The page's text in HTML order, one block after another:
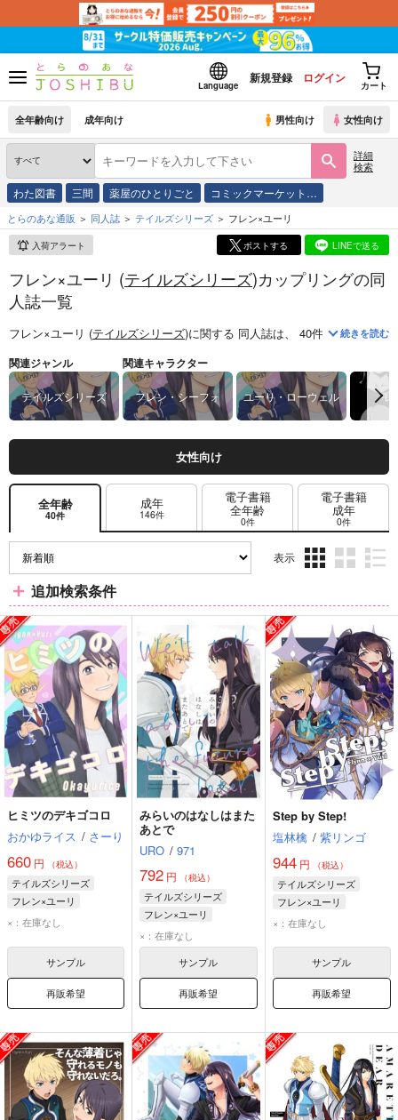
Language
新規登録 ログイン
カート
全年齢向け 成年向け 男性向け 女性向け
詳細
検索
わた図書 三間 薬屋のひとりごと コミックマーケット…
とらのあな通販 同人誌 テイルズシリーズ フレン×ユーリ
入荷アラート ポストする LINEで送る
フレン×ユーリ (テイルズシリーズ)カップリングの同
人誌一覧
フレン×ユーリ (テイルズシリーズ)に関する 同人誌は、 40件お取り扱い
続きを読む
関連ジャンル
テイルズシリーズ
関連キャラクター
フレン・シーフォ ユーリ・ローウェル レ
女性向け
全年齢
40件
成年
146件
電子書籍
全年齢
0件
電子書籍
成年
0件
表示
ム
表
示
ム
表
示
ム
表
示
追加検索条件
ヒミツのデキゴコロ
おかゆライス / さーり
660 円 （税込）
テイルズシリーズ
フレン×ユーリ
フレン・シーフォ
×：在庫なし
サンプル
再販希望
みらいのはなしはまた
あとで
URO / 971
792 円 （税込）
テイルズシリーズ
フレン×ユーリ
ユーリ・ローウェル
フレン・シーフォ
×：在庫なし
サンプル
再販希望
Step by Step!
塩林檎 / 紫リンゴ
944円 （税込）
テイルズシリーズ
フレン×ユーリ
フレン・シーフォ
×：在庫なし
サンプル
再販希望